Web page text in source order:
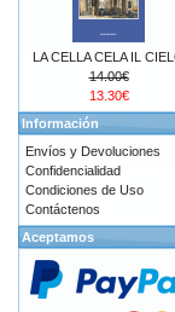
LA CELLA CELA IL
14.00€
13.30€
Información
Envíos y Devoluciones
Confidencialidad
Condiciones de Uso
Contáctenos
Aceptamos